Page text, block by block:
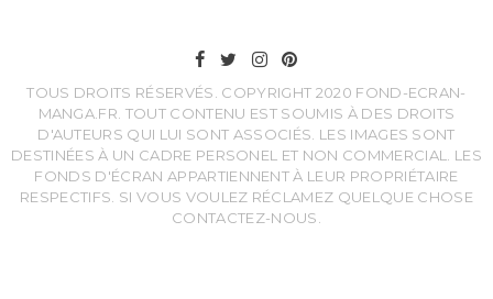
TOUS DROITS RÉSERVÉS. COPYRIGHT 2020 FOND-ECRAN-
MANGA.FR. TOUT CONTENU EST SOUMIS À DES DROITS
D'AUTEURS QUI LUI SONT ASSOCIÉS. LES IMAGES SONT
DESTINÉES À UN CADRE PERSONEL ET NON COMMERCIAL. LES
FONDS D'ÉCRAN APPARTIENNENT À LEUR PROPRIÉTAIRE
RESPECTIFS. SI VOUS VOULEZ RÉCLAMEZ QUELQUE CHOSE
CONTACTEZ-NOUS.